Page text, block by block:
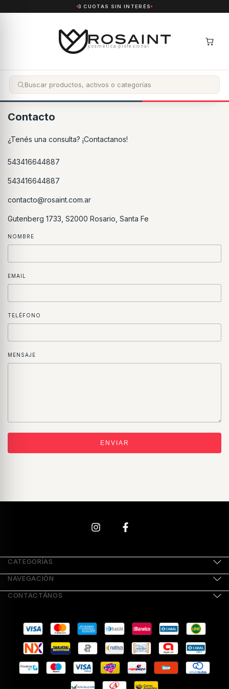
3 CUOTAS SIN INTERÉS
cosmética profesional
Contacto
¿Tenés una consulta? ¡Contactanos!
543416644887
543416644887
contacto@rosaint.com.ar
Gutenberg 1733, S2000 Rosario, Santa Fe
NOMBRE
EMAIL
TELÉFONO
MENSAJE
ENVIAR
CATEGORÍAS
NAVEGACIÓN
CONTACTÁNOS